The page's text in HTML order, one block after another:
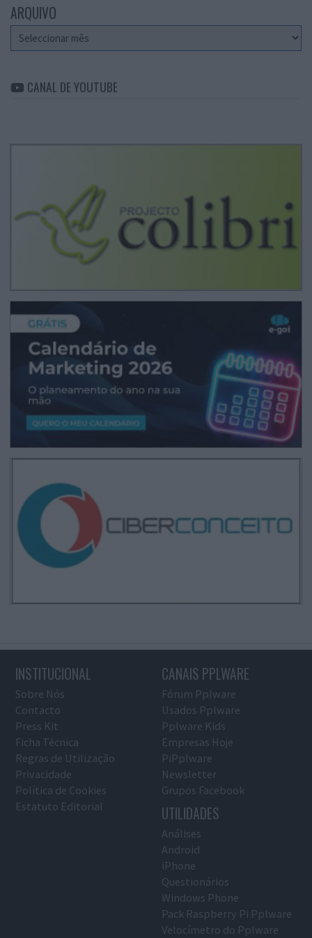
ARQUIVO
Arquivo
CANAL DE YOUTUBE
INSTITUCIONAL
Sobre Nós
Contacto
Press Kit
Ficha Técnica
Regras de Utilização
Privacidade
Política de Cookies
Estatuto Editorial
CANAIS PPLWARE
Fórum Pplware
Usados Pplware
Pplware Kids
Empresas Hoje
PiPplware
Newsletter
Grupos Facebook
UTILIDADES
Análises
Android
iPhone
Questionários
Windows Phone
Pack Raspberry Pi Pplware
Velocímetro do Pplware